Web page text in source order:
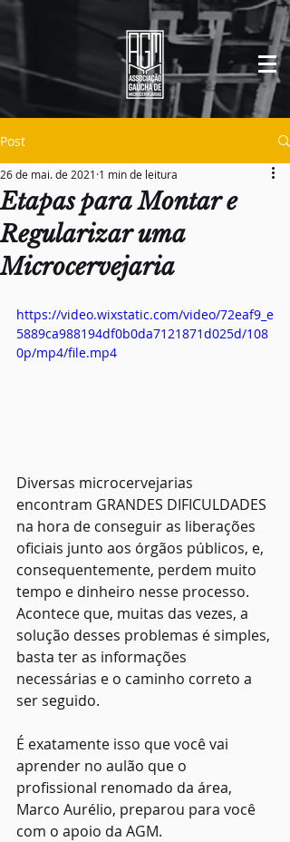
Post
Etapas para Montar e
Regularizar uma
Microcervejaria
26 de mai. de 2021 1 min de leitura
https://video.wixstatic.com/video/72eaf9_e
5889ca988194df0b0da7121871d025d/108
0p/mp4/file.mp4
Diversas microcervejarias
encontram GRANDES DIFICULDADES
na hora de conseguir as liberações
oficiais junto aos órgãos públicos, e,
consequentemente, perdem muito
tempo e dinheiro nesse processo.
Acontece que, muitas das vezes, a
solução desses problemas é simples,
basta ter as informações
necessárias e o caminho correto a
ser seguido.
É exatamente isso que você vai
aprender no aulão que o
profissional renomado da área,
Marco Aurélio, preparou para você
com o apoio da AGM.